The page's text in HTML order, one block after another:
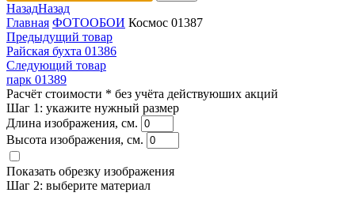
НазадНазад
Главная ФОТООБОИ Космос 01387
Предыдущий товар
Райская бухта 01386
Следующий товар
парк 01389
Расчёт стоимости * без учёта действуюших акций
Шаг 1: укажите нужный размер
Длина изображения, см.
Высота изображения, см.
Показать обрезку изображения
Шаг 2: выберите материал